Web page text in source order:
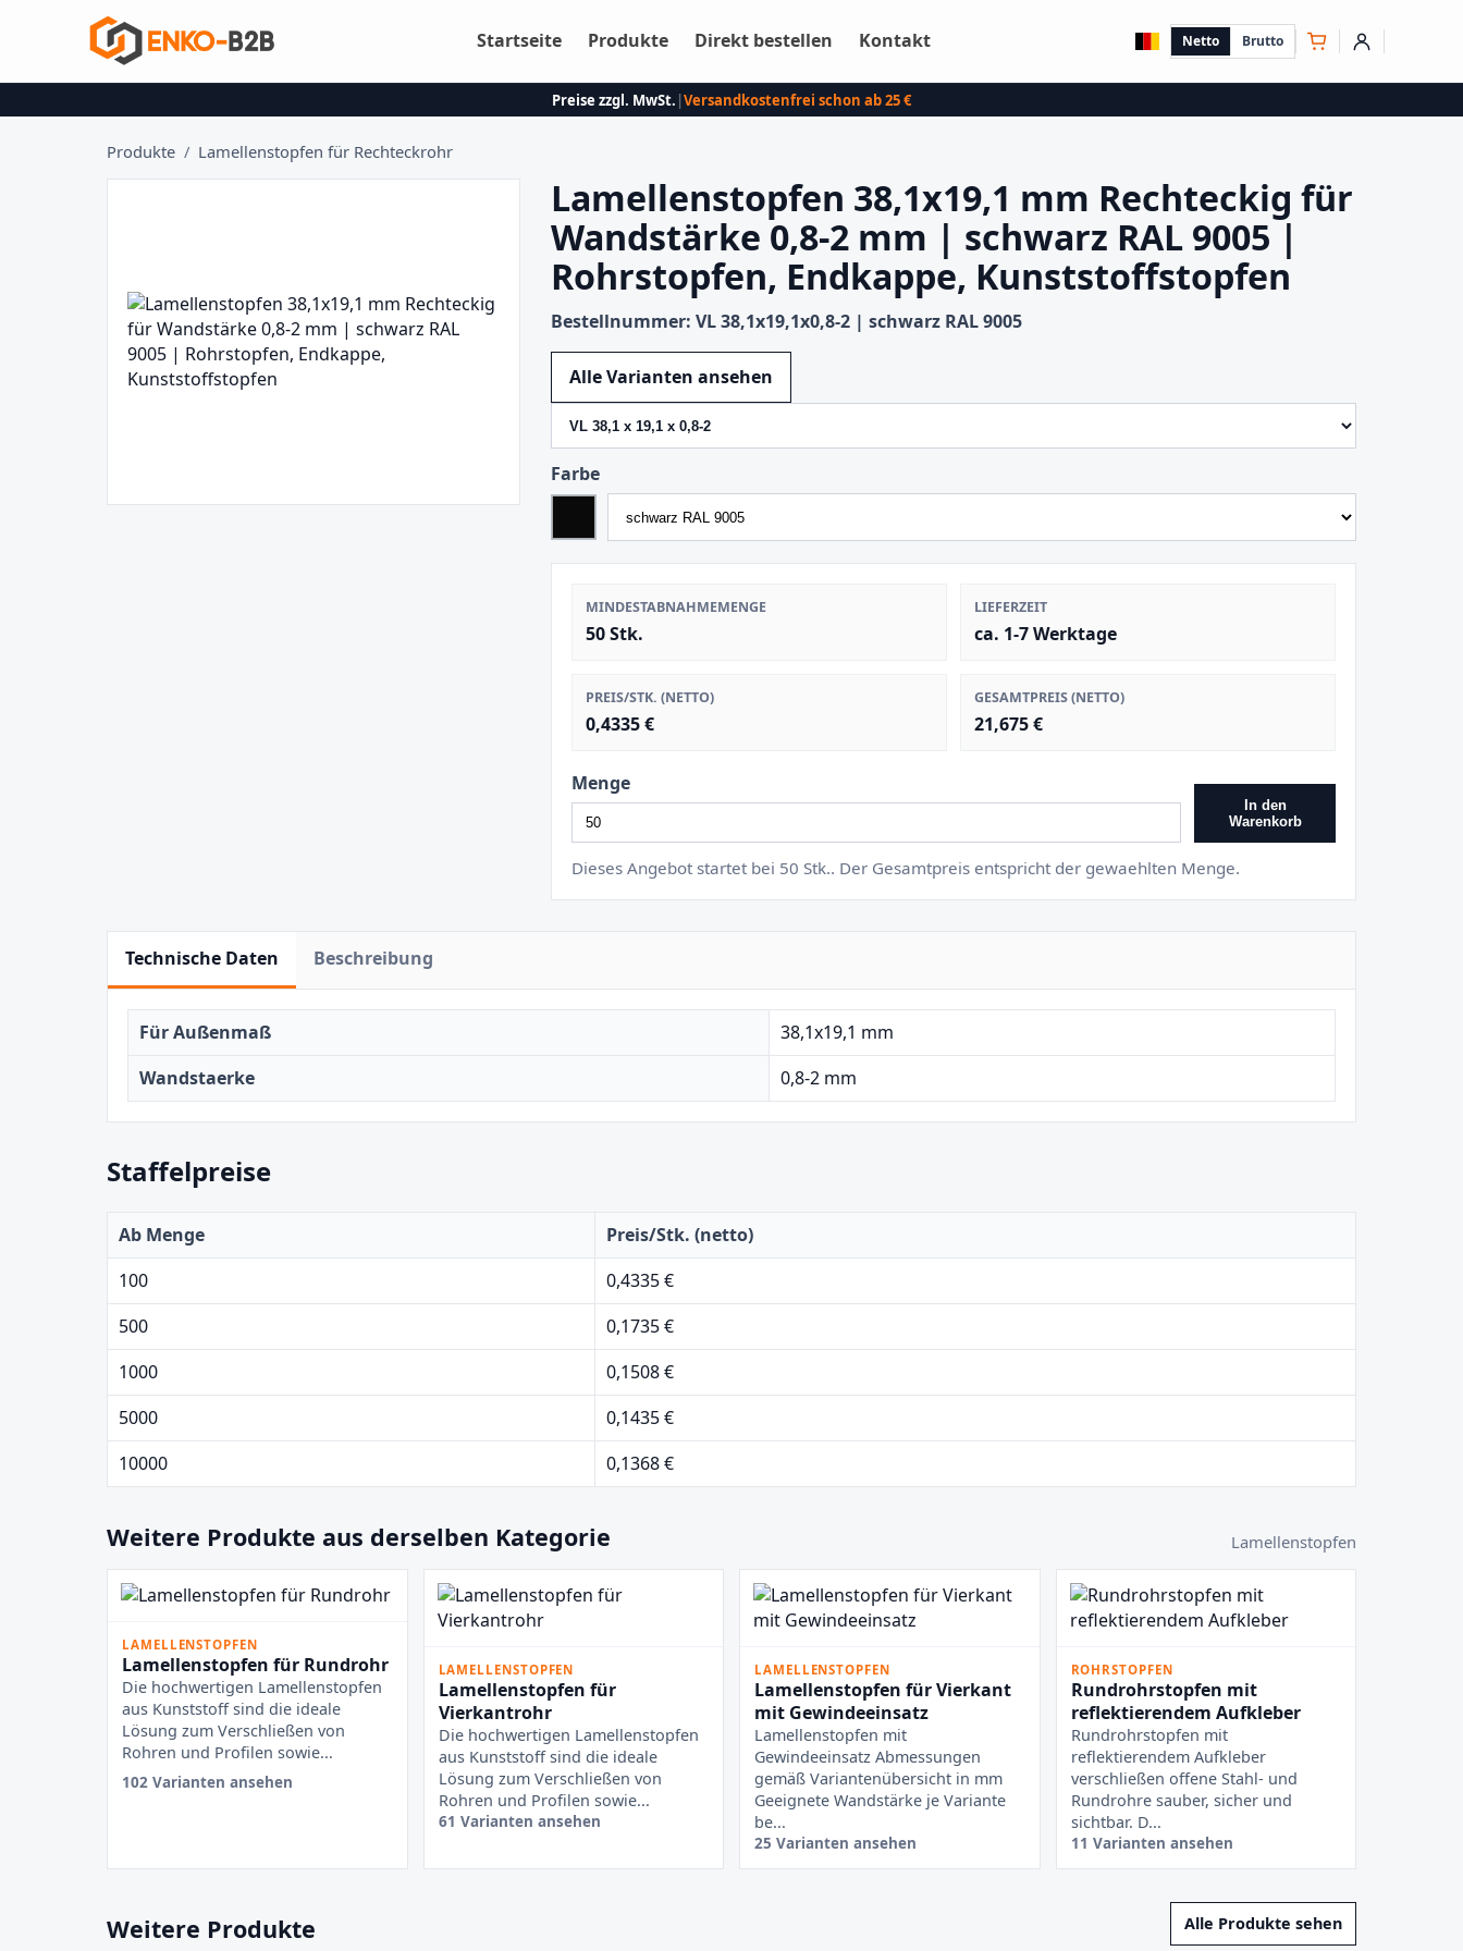
Startseite Produkte Direkt bestellen Kontakt Netto Brutto
Preise zzgl. MwSt. |Versandkostenfrei schon ab 25 €
Produkte / Lamellenstopfen für Rechteckrohr
Lamellenstopfen 38,1x19,1 mm Rechteckig für
Wandstärke 0,8-2 mm | schwarz RAL 9005 |
Rohrstopfen, Endkappe, Kunststoffstopfen
Bestellnummer: VL 38,1x19,1x0,8-2 | schwarz RAL 9005
Alle Varianten ansehen
Farbe
MINDESTABNAHMEMENGE
50 Stk.
LIEFERZEIT
ca. 1-7 Werktage
PREIS/STK. (NETTO)
0,4335 €
GESAMTPREIS (NETTO)
21,675 €
Menge
In den
Warenkorb
Dieses Angebot startet bei 50 Stk.. Der Gesamtpreis entspricht der gewaehlten Menge.
Technische Daten Beschreibung
Für Außenmaß
38,1x19,1 mm
Wandstaerke
0,8-2 mm
Staffelpreise
Ab Menge
Preis/Stk. (netto)
100
0,4335 €
500
0,1735 €
1000
0,1508 €
5000
0,1435 €
10000
0,1368 €
Weitere Produkte aus derselben Kategorie Lamellenstopfen
LAMELLENSTOPFEN
Lamellenstopfen für Rundrohr
Die hochwertigen Lamellenstopfen
aus Kunststoff sind die ideale
Lösung zum Verschließen von
Rohren und Profilen sowie...
102 Varianten ansehen
LAMELLENSTOPFEN
Lamellenstopfen für
Vierkantrohr
Die hochwertigen Lamellenstopfen
aus Kunststoff sind die ideale
Lösung zum Verschließen von
Rohren und Profilen sowie...
61 Varianten ansehen
LAMELLENSTOPFEN
Lamellenstopfen für Vierkant
mit Gewindeeinsatz
Lamellenstopfen mit
Gewindeeinsatz Abmessungen
gemäß Variantenübersicht in mm
Geeignete Wandstärke je Variante
be...
25 Varianten ansehen
ROHRSTOPFEN
Rundrohrstopfen mit
reflektierendem Aufkleber
Rundrohrstopfen mit
reflektierendem Aufkleber
verschließen offene Stahl- und
Rundrohre sauber, sicher und
sichtbar. D...
11 Varianten ansehen
Weitere Produkte Alle Produkte sehen